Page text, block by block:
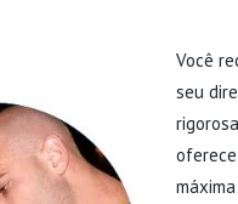
Você
seu